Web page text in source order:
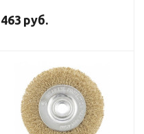
проволока 0.8 мм
463 руб.